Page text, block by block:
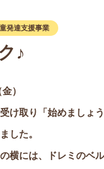
発達支援事業
♪
）
け取り「始めましょ
した。
横には、ドレミのベ